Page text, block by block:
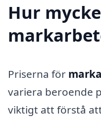
Hur
Priserna för
variera beroende
viktigt att förstå